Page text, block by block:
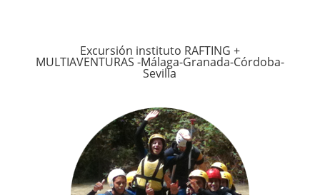
Excursión instituto RAFTING +
MULTIAVENTURAS -Málaga-Granada-Córdoba-
Sevilla